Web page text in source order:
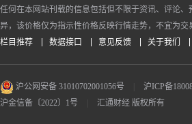
任何在本网站刊载的信息包括但不限于资讯、评论
异，该价格仅为指示性价格反映行情走势，不宜为
栏目推荐
数据接口 意见反馈 关于我们
沪公网安备 31010702001056号 沪ICP备
沪金信备〔2022〕1号
汇通财经 版权所有